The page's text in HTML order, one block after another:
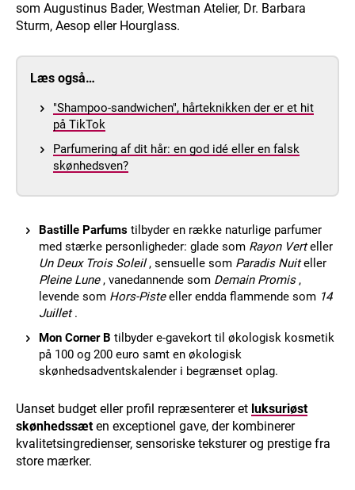
som Augustinus Bader, Westman Atelier, Dr. Barbara
Sturm, Aesop eller Hourglass.
Læs også…
"Shampoo-sandwichen", hårteknikken der er et hit
på TikTok
Parfumering af dit hår: en god idé eller en falsk
skønhedsven?
Bastille Parfums tilbyder en række naturlige parfumer
med stærke personligheder: glade som Rayon Verteller
Un Deux Trois Soleil, sensuelle som Paradis Nuiteller
Pleine Lune, vanedannende som Demain Promis,
levende som Hors-Pisteeller endda flammende som 14
Juillet.
Mon Corner B tilbyder e-gavekort til økologisk kosmetik
på 100 og 200 euro samt en økologisk
skønhedsadventskalender i begrænset oplag.
Uanset budget eller profil repræsenterer et luksuriøst
skønhedssæten exceptionel gave, der kombinerer
kvalitetsingredienser, sensoriske teksturer og prestige fra
store mærker.